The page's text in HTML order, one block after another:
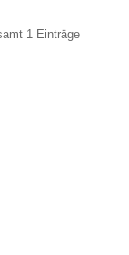
1 Einträge